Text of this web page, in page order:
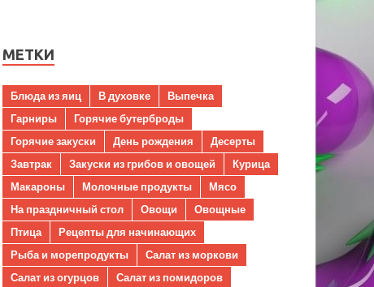
МЕТКИ
Блюда из яиц В духовке
Выпечка
Гарниры
Горячие бутерброды
Горячие закуски
День рождения
Десерты
Завтрак
Закуски из грибов и овощей
Курица
Макароны
Молочные продукты
Мясо
На праздничный стол
Овощи
Овощные
Птица
Рецепты для начинающих
Рыба и морепродукты
Салат из моркови
Салат из огурцов
Салат из помидоров